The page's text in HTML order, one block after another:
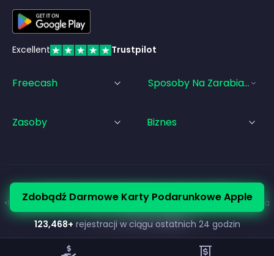
Zdobądź Darmowe Karty Podarunkowe Apple
123,468+ rejestracji w ciągu ostatnich 24 godzin
Excellent Trustpilot
Freecash Sposoby Na Zarabianie
Zasoby Biznes
© Freecash
Warunki korzystania z usługi
•Polityka Prywatności•Polityka plików cookie•Stopka redakcyjna